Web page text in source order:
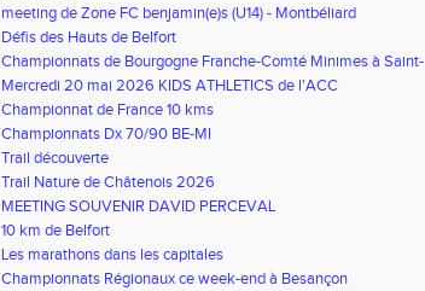
meeting de Zone FC benjamin(e)s (U14) - Montbéliard
Défis des Hauts de Belfort
Championnats de Bourgogne Franche-Comté Minimes à Saint-
Florentin, le 14 juin 2026
Mercredi 20 mai 2026 KIDS ATHLETICS de l'ACC
Championnat de France 10 kms
Championnats Dx 70/90 BE-MI
Trail découverte
Trail Nature de Châtenois 2026
MEETING SOUVENIR DAVID PERCEVAL
10 km de Belfort
Les marathons dans les capitales
Championnats Régionaux ce week-end à Besançon